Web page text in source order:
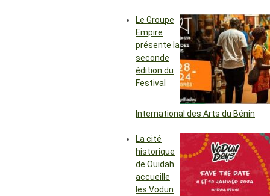
Le Groupe
Empire
présente la
seconde
édition du
Festival
International des Arts du Bénin
La cité
historique
de Ouidah
accueille
les Vodun